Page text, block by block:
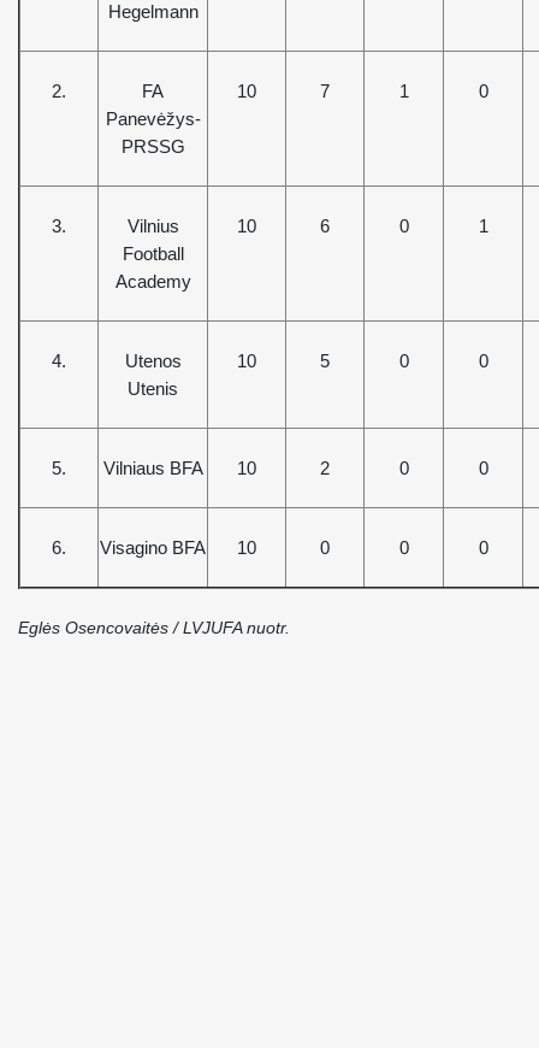
Hegelmann
2.
FA
Panevėžys-
PRSSG
10 7 1 0
3.
Vilnius
Football
Academy
10 6 0 1
4.
Utenos
Utenis
10 5 0 0
5. Vilniaus BFA 10 2 0 0
6. Visagino BFA 10 0 0 0
Eglės Osencovaitės / LVJUFA nuotr.